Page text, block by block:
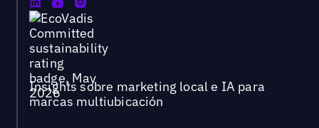
Insights sobre marketing local e IA para
marcas multiubicación